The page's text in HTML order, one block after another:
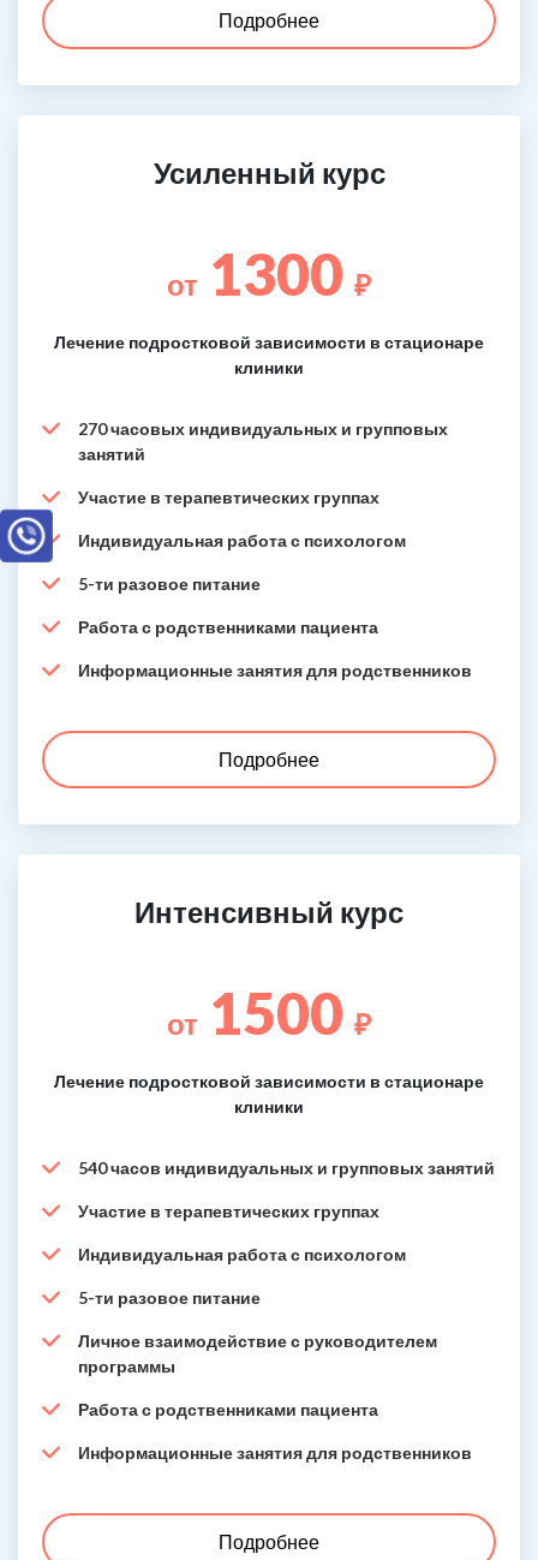
Подробнее
Усиленный курс
от 1300 ₽
Лечение подростковой зависимости в стационаре
клиники
270 часовых индивидуальных и групповых
занятий
Участие в терапевтических группах
Индивидуальная работа с психологом
5-ти разовое питание
Работа с родственниками пациента
Информационные занятия для родственников
Подробнее
Интенсивный курс
от 1500 ₽
Лечение подростковой зависимости в стационаре
клиники
540 часов индивидуальных и групповых занятий
Участие в терапевтических группах
Индивидуальная работа с психологом
5-ти разовое питание
Личное взаимодействие с руководителем
программы
Работа с родственниками пациента
Информационные занятия для родственников
Подробнее